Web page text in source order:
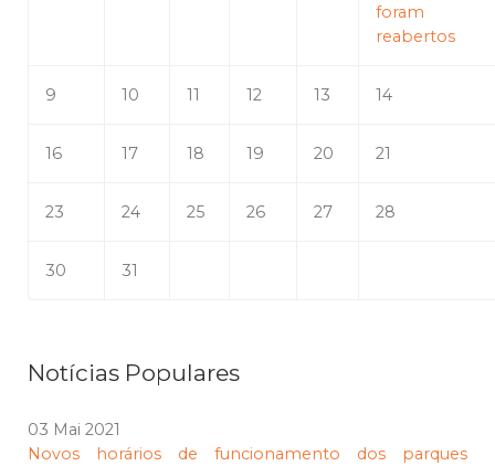
foram
reabertos
9 10 11 12 13 14
16 17 18 19 20 21
23 24 25 26 27 28
30 31
Notícias Populares
03 Mai 2021
Novos horários de funcionamento dos parques